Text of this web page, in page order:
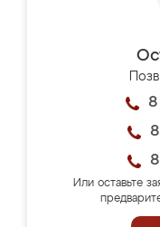
8
Или оставьте